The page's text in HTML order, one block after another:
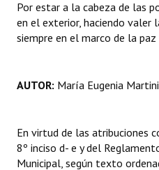
Audiencias Públicas - Registro
Mujeres que Dejaron Huellas
Huéspedes de Honor -
Por estar a la cabeza de las
en el exterior, haciendo valer
siempre en el marco de la
AUTOR: María Eugenia
En virtud de las atribuciones
8º inciso d- e y del
Municipal, según texto